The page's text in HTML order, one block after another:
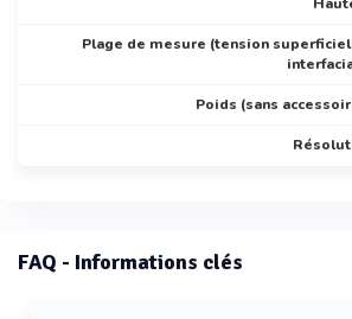
Plage de mesure (tension
Poids (sans
FAQ - Informations clés